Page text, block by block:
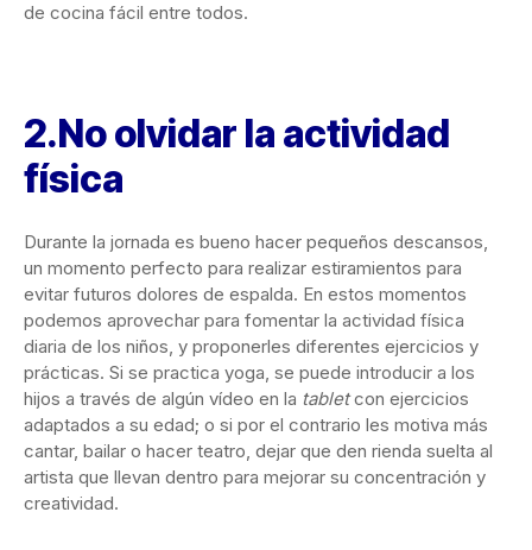
de cocina fácil entre todos.
2.No olvidar la actividad
física
Durante la jornada es bueno hacer pequeños descansos,
un momento perfecto para realizar estiramientos para
evitar futuros dolores de espalda. En estos momentos
podemos aprovechar para fomentar la actividad física
diaria de los niños, y proponerles diferentes ejercicios y
prácticas. Si se practica yoga, se puede introducir a los
hijos a través de algún vídeo en la tabletcon ejercicios
adaptados a su edad; o si por el contrario les motiva más
cantar, bailar o hacer teatro, dejar que den rienda suelta al
artista que llevan dentro para mejorar su concentración y
creatividad.